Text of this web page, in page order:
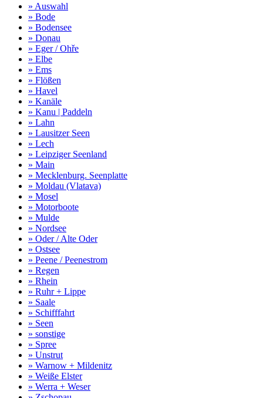
» Auswahl
» Bode
» Bodensee
» Donau
» Eger / Ohře
» Elbe
» Ems
» Flößen
» Havel
» Kanäle
» Kanu | Paddeln
» Lahn
» Lausitzer Seen
» Lech
» Leipziger Seenland
» Main
» Mecklenburg. Seenplatte
» Moldau (Vlatava)
» Mosel
» Motorboote
» Mulde
» Nordsee
» Oder / Alte Oder
» Ostsee
» Peene / Peenestrom
» Regen
» Rhein
» Ruhr + Lippe
» Saale
» Schifffahrt
» Seen
» sonstige
» Spree
» Unstrut
» Warnow + Mildenitz
» Weiße Elster
» Werra + Weser